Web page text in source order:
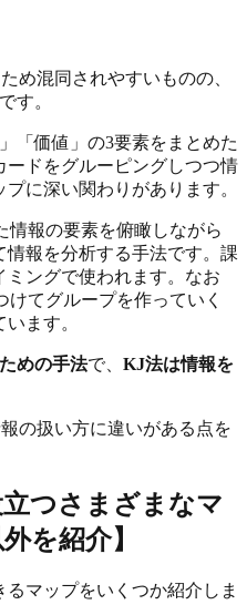
め混同されやすいものの、
です。
「価値」の3要素をまとめた
ードをグルーピングしつつ情
に深い関わりがあります。
情報の要素を俯瞰しながら
報を分析する手法です。課
ングで使われます。なお
てグループを作っていく
ます。
めの手法で、 KJ法は情報を
の扱い方に違いがある点を
つさまざまなマ
を紹介】
マップをいくつか紹介しま